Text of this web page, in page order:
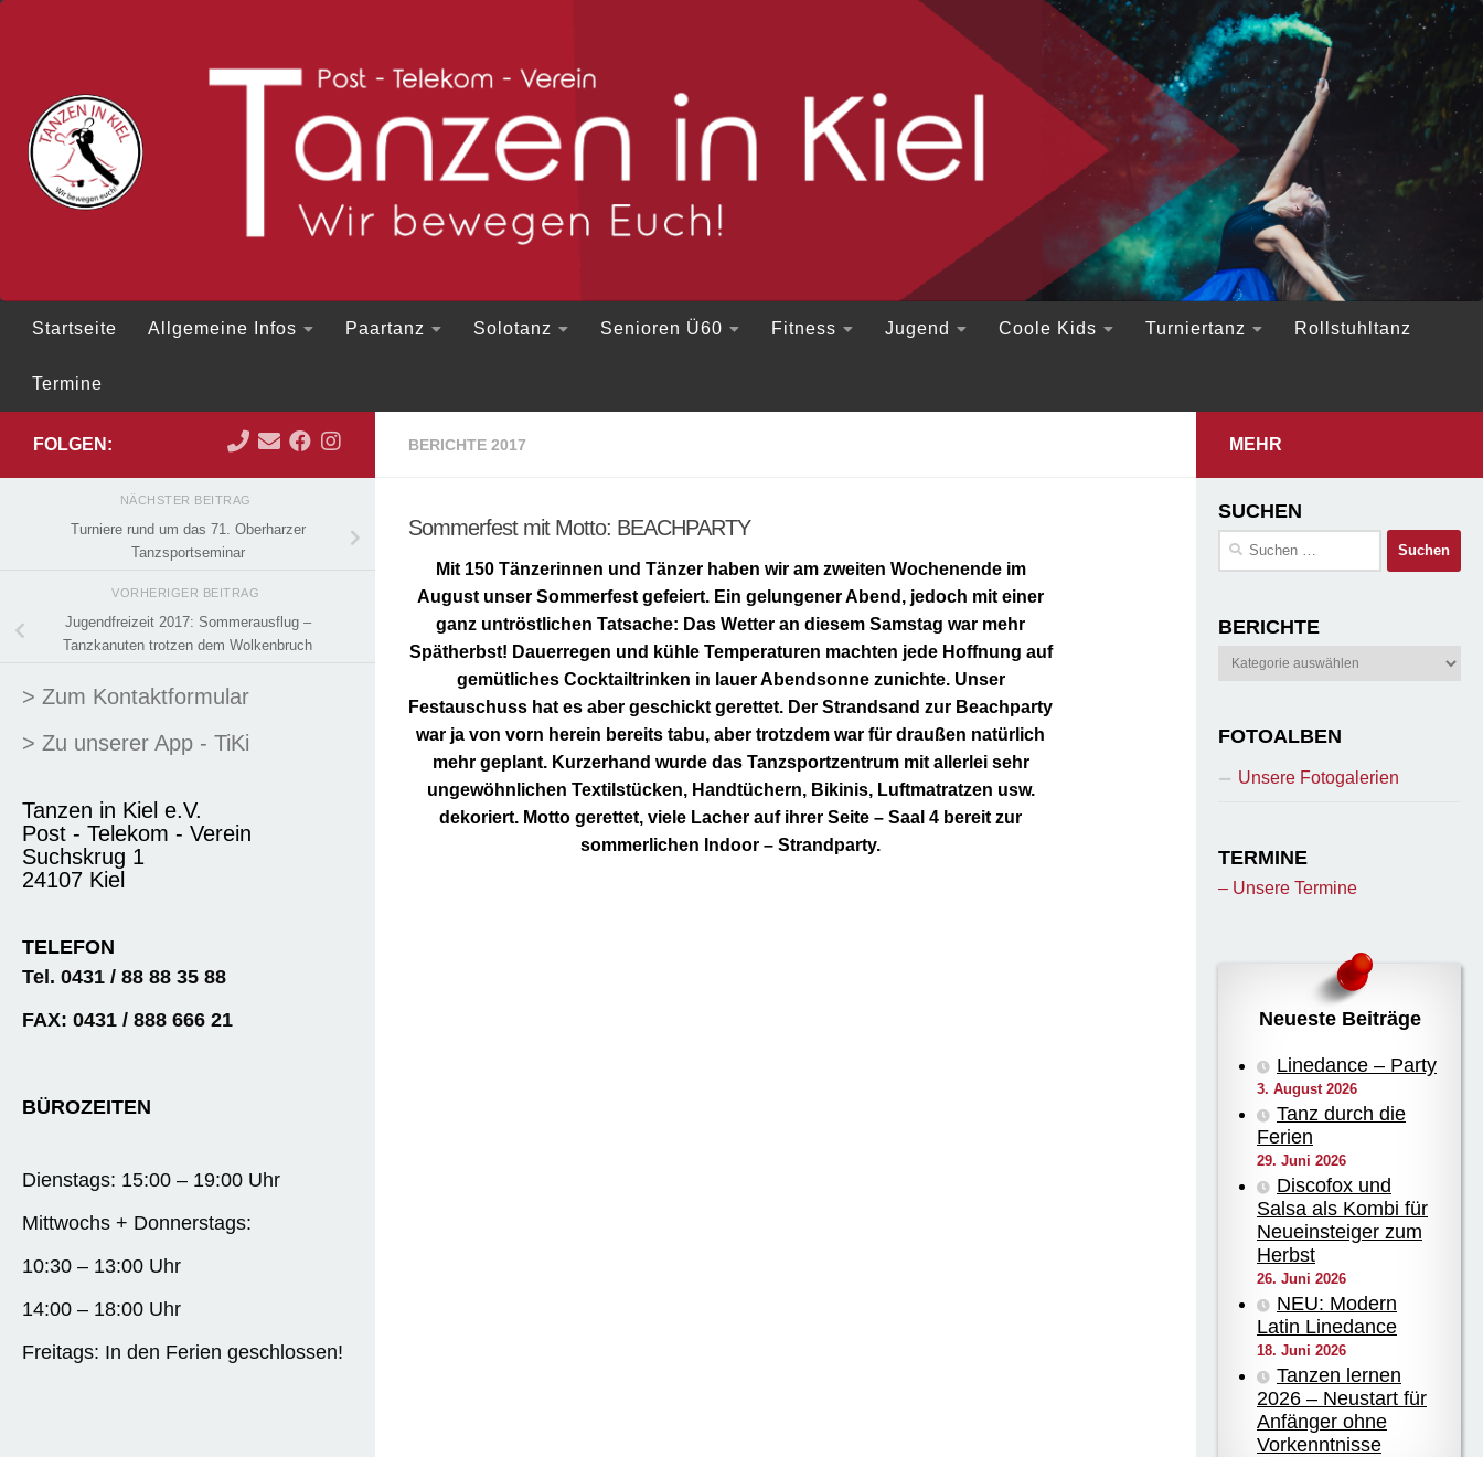
Startseite Allgemeine Infos Paartanz Solotanz Senioren Ü60 Fitness Jugend Coole Kids Turniertanz Rollstuhltanz
Termine
BERICHTE 2017
Sommerfest mit Motto: BEACHPARTY
Mit 150 Tänzerinnen und Tänzer haben wir am zweiten Wochenende im
August unser Sommerfest gefeiert. Ein gelungener Abend, jedoch mit einer
ganz untröstlichen Tatsache: Das Wetter an diesem Samstag war mehr
Spätherbst! Dauerregen und kühle Temperaturen machten jede Hoffnung auf
gemütliches Cocktailtrinken in lauer Abendsonne zunichte. Unser
Festauschuss hat es aber geschickt gerettet. Der Strandsand zur Beachparty
war ja von vorn herein bereits tabu, aber trotzdem war für draußen natürlich
mehr geplant. Kurzerhand wurde das Tanzsportzentrum mit allerlei sehr
ungewöhnlichen Textilstücken, Handtüchern, Bikinis, Luftmatratzen usw.
dekoriert. Motto gerettet, viele Lacher auf ihrer Seite – Saal 4 bereit zur
sommerlichen Indoor – Strandparty.
FOLGEN:
NÄCHSTER BEITRAG
Turniere rund um das 71. Oberharzer
Tanzsportseminar
VORHERIGER BEITRAG
Jugendfreizeit 2017: Sommerausflug –
Tanzkanuten trotzen dem Wolkenbruch
> Zum Kontaktformular
> Zu unserer App - TiKi
Tanzen in Kiel e.V.
Post - Telekom - Verein
Suchskrug 1
24107 Kiel
TELEFON
Tel. 0431 / 88 88 35 88
FAX: 0431 / 888 666 21
BÜROZEITEN
Dienstags: 15:00 – 19:00 Uhr
Mittwochs + Donnerstags:
10:30 – 13:00 Uhr
14:00 – 18:00 Uhr
Freitags: In den Ferien geschlossen!
MEHR
SUCHEN
Suchen
BERICHTE
Berichte
FOTOALBEN
Unsere Fotogalerien
TERMINE
– Unsere Termine
Neueste Beiträge
Linedance – Party
3. August 2026
Tanz durch die
Ferien
29. Juni 2026
Discofox und
Salsa als Kombi für
Neueinsteiger zum
Herbst
26. Juni 2026
NEU: Modern
Latin Linedance
18. Juni 2026
Tanzen lernen
2026 – Neustart für
Anfänger ohne
Vorkenntnisse